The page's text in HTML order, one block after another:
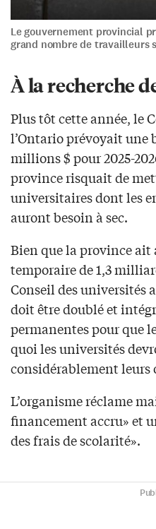
Le gouvernement provincial
grand nombre de travailleurs
À la recherche
Plus tôt cette année, le
l’Ontario prévoyait une
millions $ pour 2025-
province risquait de
universitaires dont les
auront besoin à sec.
Bien que la province
temporaire de 1,3
Conseil des universités
doit être doublé et
permanentes pour que
quoi les universités
considérablement leurs
L’organisme réclame
financement accru» et
des frais de scolarité».